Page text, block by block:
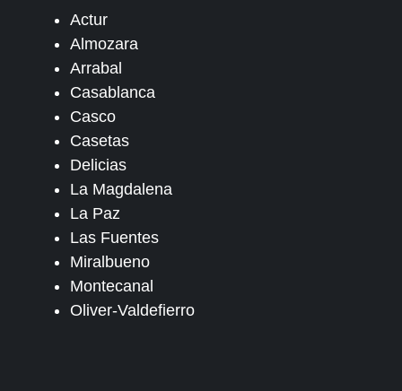
Actur
Almozara
Arrabal
Casablanca
Casco
Casetas
Delicias
La Magdalena
La Paz
Las Fuentes
Miralbueno
Montecanal
Oliver-Valdefierro